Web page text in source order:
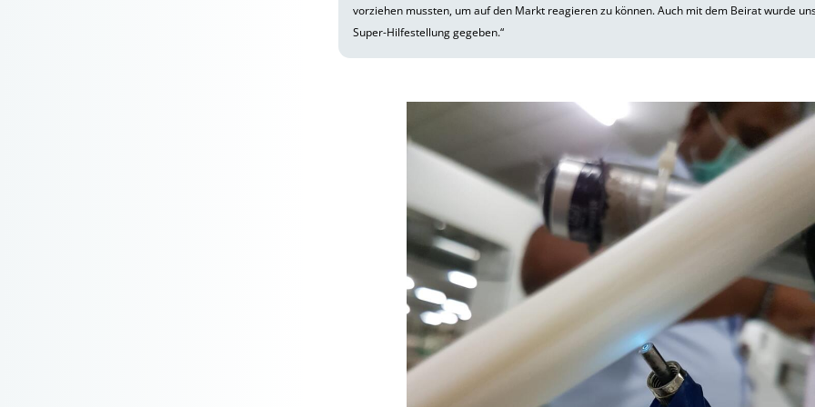
vorziehen mussten, um auf den Markt reagieren zu können. Auch mit dem Beirat wurde
Super-Hilfestellung gegeben.“